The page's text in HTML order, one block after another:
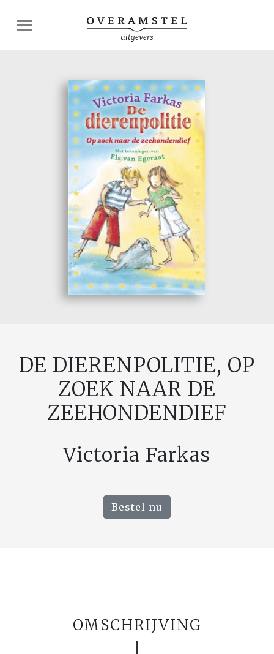
DE DIERENPOLITIE, OP
ZOEK NAAR DE
ZEEHONDENDIEF
Victoria Farkas
Bestel nu
OMSCHRIJVING